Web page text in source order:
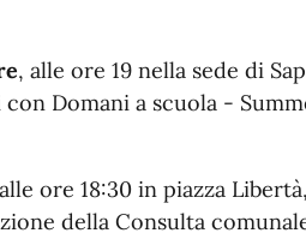
, alle ore 19 nella sede di
Domani a scuola -
ore 18:30 in piazza
della Consulta